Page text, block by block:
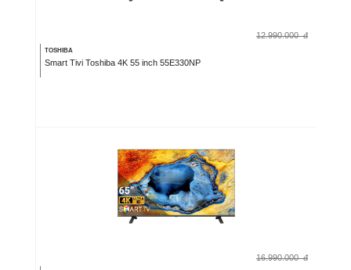
12.990.000 đ
TOSHIBA
Smart Tivi Toshiba 4K 55 inch 55E330NP
16.990.000 đ